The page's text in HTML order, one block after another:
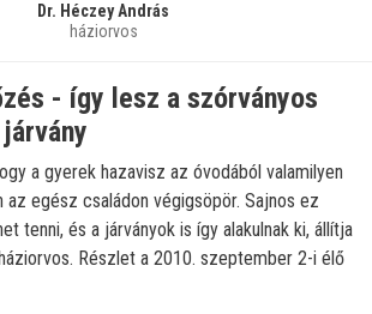
Dr. Héczey András
háziorvos
- így lesz a szórványos
a gyerek hazavisz az óvodából valamilyen
egész családon végigsöpör. Sajnos ez
tenni, és a járványok is így alakulnak ki, állítja
Részlet a 2010. szeptember 2-i élő